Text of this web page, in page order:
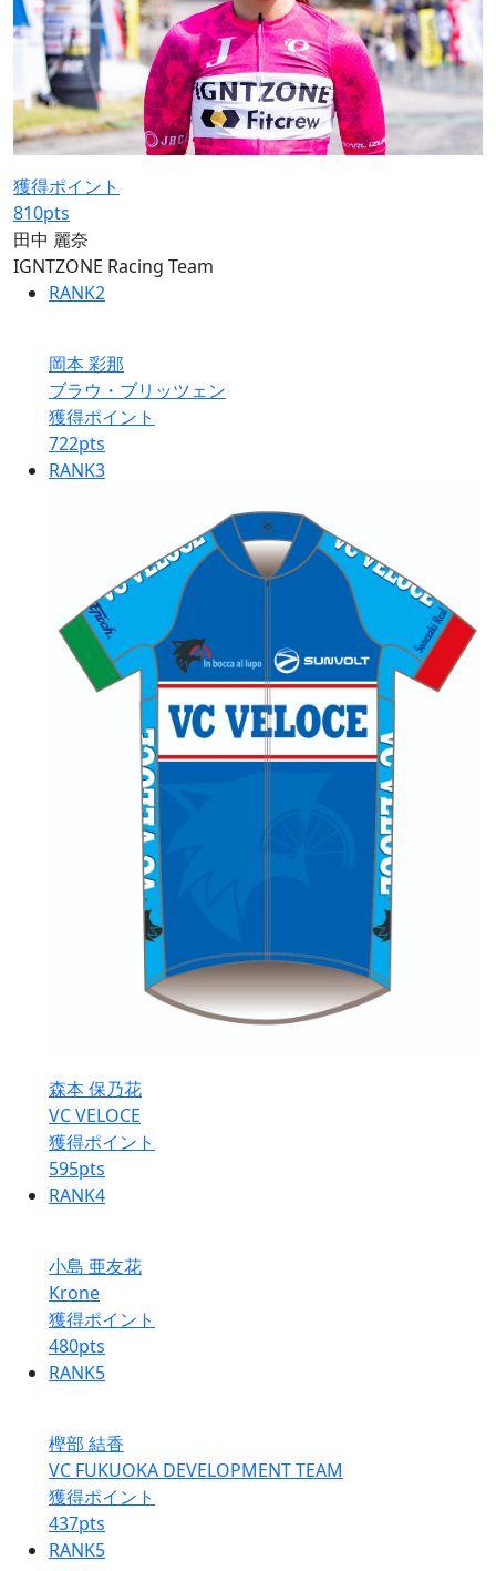
獲得ポイント
810pts
田中 麗奈
IGNTZONE Racing Team
RANK2
岡本 彩那
ブラウ・ブリッツェン
獲得ポイント
722pts
RANK3
森本 保乃花
VC VELOCE
獲得ポイント
595pts
RANK4
小島 亜友花
Krone
獲得ポイント
480pts
RANK5
樫部 結香
VC FUKUOKA DEVELOPMENT TEAM
獲得ポイント
437pts
RANK5